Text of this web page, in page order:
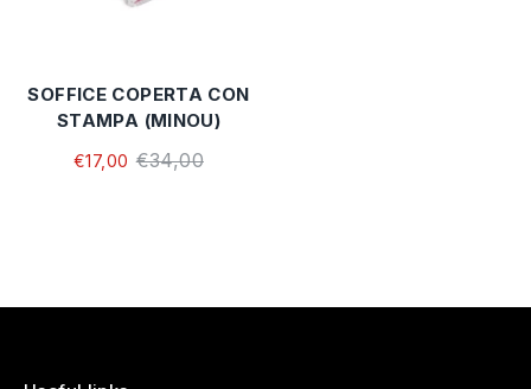
SOFFICE COPERTA CON
STAMPA (MINOU)
€17,00 €34,00